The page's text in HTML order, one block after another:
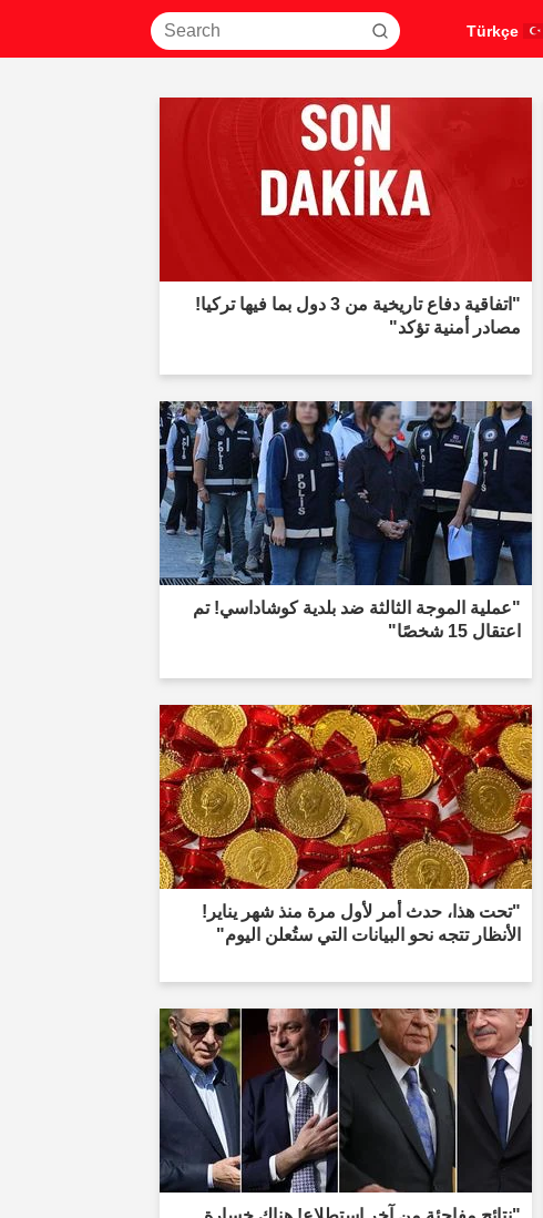
"اتفاقية دفاع تاريخية من 3 دول بما فيها تركيا!
مصادر أمنية تؤكد"
"عملية الموجة الثالثة ضد بلدية كوشاداسي! تم
اعتقال 15 شخصًا"
"تحت هذا، حدث أمر لأول مرة منذ شهر يناير!
الأنظار تتجه نحو البيانات التي ستُعلن اليوم"